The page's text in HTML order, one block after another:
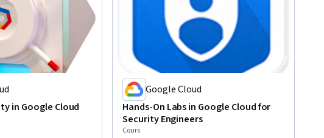
in Google Cloud
Google Cloud
Hands-On Labs in Google Cloud for
Security Engineers
Cours